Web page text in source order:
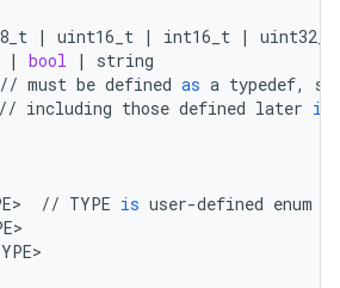
| uint16_t | int16_t |
uint32_t
| bool |
string
// must be defined as a typedef,
// including those defined later in
// TYPE is user-defined enum